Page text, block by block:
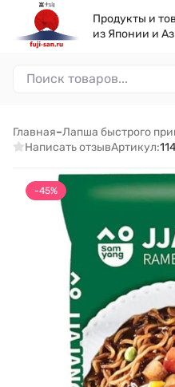
Продукты и
из Японии и
Главная–Лапша быстрого
Написать отзывАртикул:
-45%